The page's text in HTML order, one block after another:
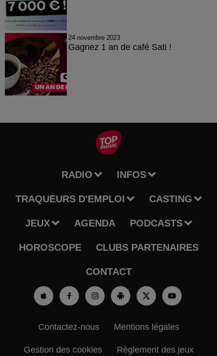
24 novembre 2023
Gagnez 1 an de café Sati !
RADIO INFOS
TRAQUEURS D'EMPLOI CASTING
JEUX AGENDA PODCASTS
HOROSCOPE CLUBS PARTENAIRES
CONTACT
Contactez-nous Mentions légales
Gestion des cookies Règlement des jeux